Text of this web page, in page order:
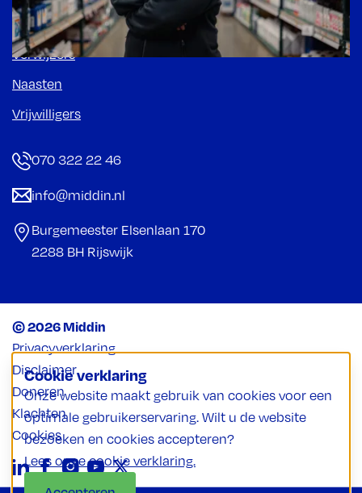
Cookie verklaring
Onze website maakt gebruik van cookies voor een
optimale gebruikerservaring. Wilt u de website
bezoeken en cookies accepteren?
Lees onze cookie verklaring.
Snel naar
Verwijzers
Naasten
Vrijwilligers
070 322 22 46
info@middin.nl
Burgemeester Elsenlaan 170
2288 BH Rijswijk
© 2026 Middin
Privacyverklaring
Disclaimer
Doneren
Klachten
Cookies